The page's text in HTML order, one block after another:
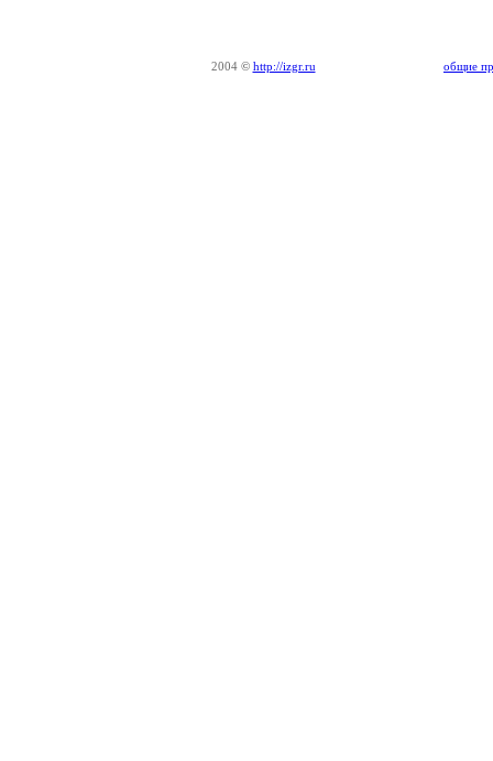
2004 © http://izgr.ru общие